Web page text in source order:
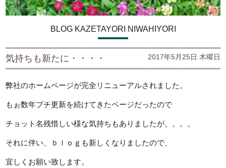
BLOG KAZETAYORI NIWAHIYORI
気持ちも新たに・・・・ 2017年5月25日 木曜日
弊社のホームページが完全リニューアルされました。
もぉ数年プチ更新を続けてきたページだったので
チョット名残惜しい様な気持ちもありましたが。。。。
それに伴い、ｂｌｏｇも新しくなりましたので、
宜しくお願い致します。